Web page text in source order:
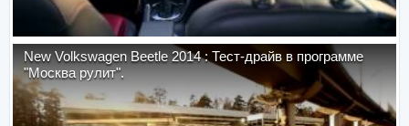
New Volkswagen Beetle 2014 : Тест-драйв в программе
"Москва рулит".